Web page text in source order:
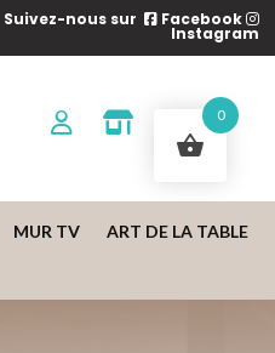
Suivez-nous sur Facebook
Instagram
MUR TV
ART DE LA TABLE
0